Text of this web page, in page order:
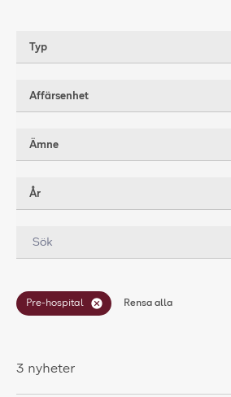
Pressrum
Kontakt
Typ
Affärsenhet
Ämne
År
Pre-hospital Rensa alla
3 nyheter